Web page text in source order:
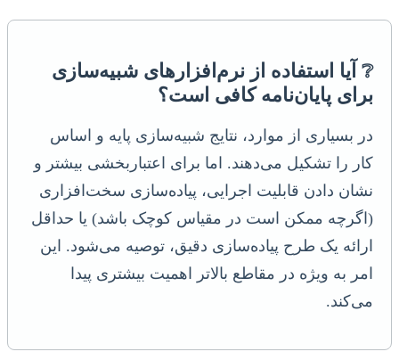
❔ آیا استفاده از نرم‌افزارهای شبیه‌سازی
برای پایان‌نامه کافی است؟
در بسیاری از موارد، نتایج شبیه‌سازی پایه و اساس
کار را تشکیل می‌دهند. اما برای اعتباربخشی بیشتر و
نشان دادن قابلیت اجرایی، پیاده‌سازی سخت‌افزاری
(اگرچه ممکن است در مقیاس کوچک باشد) یا حداقل
ارائه یک طرح پیاده‌سازی دقیق، توصیه می‌شود. این
امر به ویژه در مقاطع بالاتر اهمیت بیشتری پیدا
می‌کند.